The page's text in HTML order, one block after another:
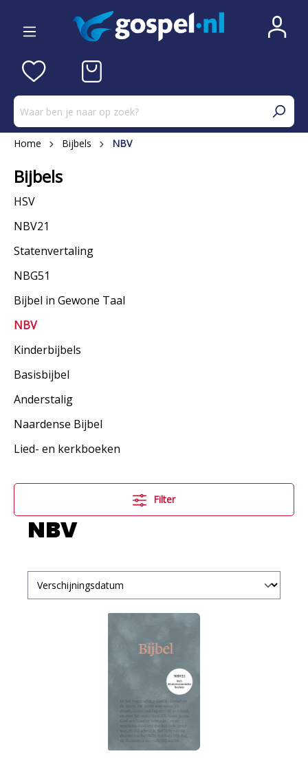
Home Bijbels NBV
Bijbels
HSV
NBV21
Statenvertaling
NBG51
Bijbel in Gewone Taal
NBV
Kinderbijbels
Basisbijbel
Anderstalig
Naardense Bijbel
Lied- en kerkboeken
Filter
NBV